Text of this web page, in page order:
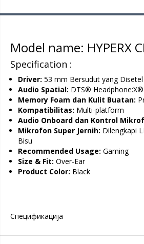
Model name: HYPERX
Specification :
Driver: 53 mm Bersudut yang
Audio Spatial: DTS® Headphone:X®
Memory Foam dan Kulit Buatan:
Kompatibilitas: Multi-platform
Audio Onboard dan Kontrol
Mikrofon Super Jernih: Dilengkapi
Bisu
Recommended Usage: Gaming
Size & Fit: Over-Ear
Product Color: Black
Спецификација